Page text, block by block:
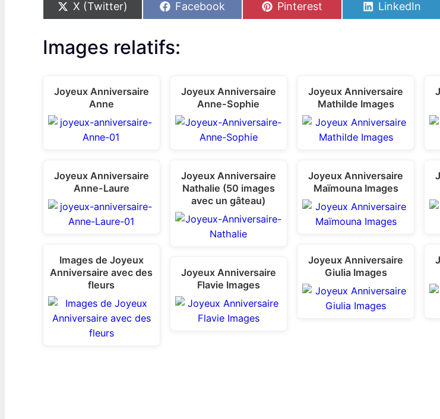
S
h
e
o
X (Twitter)
S
h
e
Facebook
S
h
Pinterest
S
h
LinkedIn
Images relatifs:
Joyeux Anniversaire
Anne
Joyeux Anniversaire
Anne-Laure
Images de Joyeux
Anniversaire avec des
fleurs
Joyeux Anniversaire
Anne-Sophie
Joyeux Anniversaire
Nathalie (50 images
avec un gâteau)
Joyeux Anniversaire
Flavie Images
Joyeux Anniversaire
Mathilde Images
Joyeux Anniversaire
Maïmouna Images
Joyeux Anniversaire
Giulia Images